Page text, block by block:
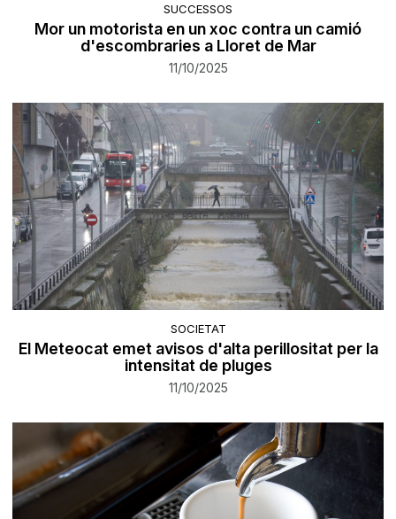
SUCCESSOS
Mor un motorista en un xoc contra un camió
d'escombraries a Lloret de Mar
11/10/2025
SOCIETAT
El Meteocat emet avisos d'alta perillositat per la
intensitat de pluges
11/10/2025